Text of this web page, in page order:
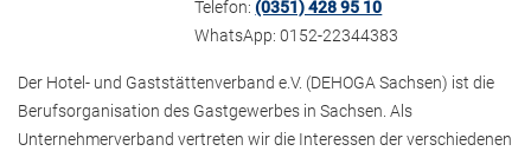
Telefon:(0351) 428 95 10
WhatsApp: 0152-22344383
Der Hotel- und Gaststättenverband e.V. (DEHOGA Sachsen) ist die
Berufsorganisation des Gastgewerbes in Sachsen. Als
Unternehmerverband vertreten wir die Interessen der verschiedenen